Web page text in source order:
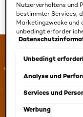
profitiert von den
Power-Wirkstoffs!
Nutzerverhaltens und
bestimmter Services,
Marketingzwecke und
unbedingt
akzeptieren") oder
ebenfalls möglich
angepasst werden.
Unbedingt
Analyse und
Services und
Werbung